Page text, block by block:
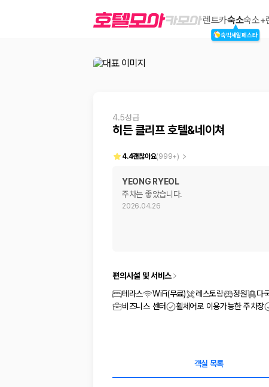
히든 클리프 호텔
제주렌트카 가격비교는 카모아에서 한 번에
제주도 렌트카는 업체마다 차량 가격, 보험 조건, 면책금, 보상 한도, 인
경차, 소형, 준중형, 중형, SUV, 승합차 등 여행
일반자차, 완전자차, 슈퍼자차의 면책금과 보상 한도
제주공항 인수 조건 비교:셔틀 이동, 인수 위치, 반납 편의성을 함께
비교 후 원하는 차량을 바로 예약할 수 있습니다.
1. 단순 최저가가 아니라 실제 결제 조건을 비교하세요
렌트카숙소
숙박세일페스타
숙소+
4.5성급
히든 클리프 호텔&네이쳐
4.4괜찮아요(999+)
YEONG RYEOL
주차는 좋았습니다.
2026.04.26
편의시설 및 서비스
테라스
WiFi(무료) 레스토랑 정원 다
비즈니스 센터
휠체어로 이용가능한 주차장
객실 목록